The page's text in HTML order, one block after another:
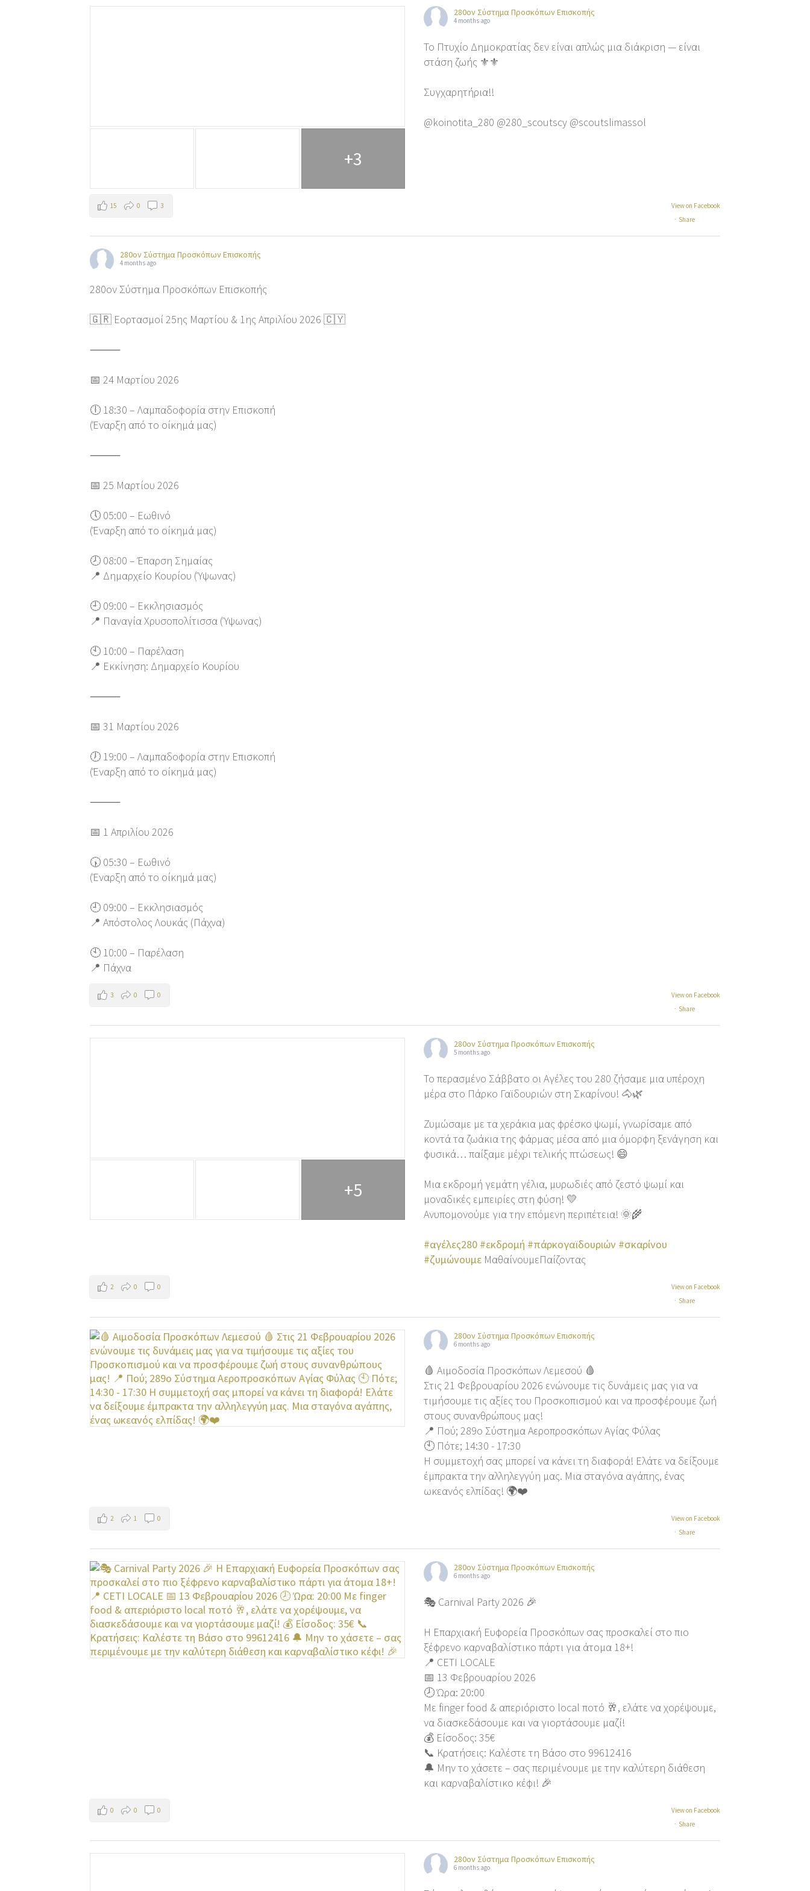
280ον Σύστημα Προσκόπων Επισκοπής
4 months ago
Το Πτυχίο Δημοκρατίας δεν είναι απλώς μια διάκριση — είναι
στάση ζωής ⚜️⚜️
Συγχαρητήρια!!
@koinotita_280 @280_scoutscy @scoutslimassol
+3
View on Facebook
· Share
15 0 3
280ον Σύστημα Προσκόπων Επισκοπής
4 months ago
280ον Σύστημα Προσκόπων Επισκοπής
🇬🇷 Εορτασμοί 25ης Μαρτίου & 1ης Απριλίου 2026 🇨🇾
⸻
📅 24 Μαρτίου 2026
🕕 18:30 – Λαμπαδοφορία στην Επισκοπή
(Έναρξη από το οίκημά μας)
⸻
📅 25 Μαρτίου 2026
🕔 05:00 – Εωθινό
(Έναρξη από το οίκημά μας)
🕗 08:00 – Έπαρση Σημαίας
📍 Δημαρχείο Κουρίου (Ύψωνας)
🕘 09:00 – Εκκλησιασμός
📍 Παναγία Χρυσοπολίτισσα (Ύψωνας)
🕙 10:00 – Παρέλαση
📍 Εκκίνηση: Δημαρχείο Κουρίου
⸻
📅 31 Μαρτίου 2026
🕖 19:00 – Λαμπαδοφορία στην Επισκοπή
(Έναρξη από το οίκημά μας)
⸻
📅 1 Απριλίου 2026
🕠 05:30 – Εωθινό
(Έναρξη από το οίκημά μας)
🕘 09:00 – Εκκλησιασμός
📍 Απόστολος Λουκάς (Πάχνα)
🕙 10:00 – Παρέλαση
📍 Πάχνα
View on Facebook
· Share
3 0 0
280ον Σύστημα Προσκόπων Επισκοπής
5 months ago
Το περασμένο Σάββατο οι Αγέλες του 280 ζήσαμε μια υπέροχη
μέρα στο Πάρκο Γαϊδουριών στη Σκαρίνου! 🐴🌿
Ζυμώσαμε με τα χεράκια μας φρέσκο ψωμί, γνωρίσαμε από
κοντά τα ζωάκια της φάρμας μέσα από μια όμορφη ξενάγηση και
φυσικά… παίξαμε μέχρι τελικής πτώσεως! 😄
Μια εκδρομή γεμάτη γέλια, μυρωδιές από ζεστό ψωμί και
μοναδικές εμπειρίες στη φύση! 💛
Ανυπομονούμε για την επόμενη περιπέτεια! 🌞🌾
#αγέλες280 #εκδρομή #πάρκογαϊδουριών #σκαρίνου
#ζυμώνουμε ΜαθαίνουμεΠαίζοντας
+5
View on Facebook
· Share
2 0 0
280ον Σύστημα Προσκόπων Επισκοπής
6 months ago
🩸 Αιμοδοσία Προσκόπων Λεμεσού 🩸
Στις 21 Φεβρουαρίου 2026 ενώνουμε τις δυνάμεις μας για να
τιμήσουμε τις αξίες του Προσκοπισμού και να προσφέρουμε ζωή
στους συνανθρώπους μας!
📍 Πού; 289ο Σύστημα Αεροπροσκόπων Αγίας Φύλας
🕙 Πότε; 14:30 - 17:30
Η συμμετοχή σας μπορεί να κάνει τη διαφορά! Ελάτε να δείξουμε
έμπρακτα την αλληλεγγύη μας. Μια σταγόνα αγάπης, ένας
ωκεανός ελπίδας! 🌍❤️
View on Facebook
· Share
2 1 0
280ον Σύστημα Προσκόπων Επισκοπής
6 months ago
🎭 Carnival Party 2026 🎉
Η Επαρχιακή Ευφορεία Προσκόπων σας προσκαλεί στο πιο
ξέφρενο καρναβαλίστικο πάρτι για άτομα 18+!
📍 CETI LOCALE
📅 13 Φεβρουαρίου 2026
🕗 Ώρα: 20:00
Με finger food & απεριόριστο local ποτό 🥂, ελάτε να χορέψουμε,
να διασκεδάσουμε και να γιορτάσουμε μαζί!
💰 Είσοδος: 35€
📞 Κρατήσεις: Καλέστε τη Βάσο στο 99612416
🔔 Μην το χάσετε – σας περιμένουμε με την καλύτερη διάθεση
και καρναβαλίστικο κέφι! 🎉
View on Facebook
· Share
0 0 0
280ον Σύστημα Προσκόπων Επισκοπής
6 months ago